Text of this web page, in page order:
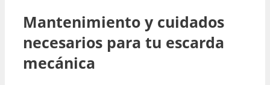
Mantenimiento y cuidados
necesarios para tu escarda
mecánica